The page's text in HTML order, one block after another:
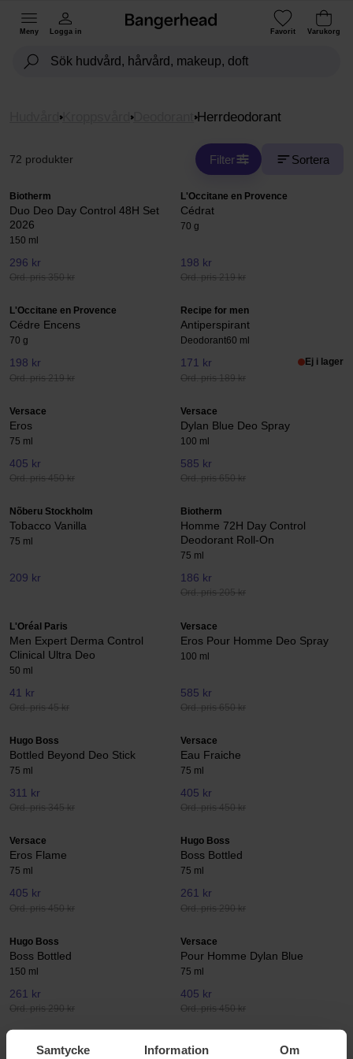
Samtycke Information Om
Meny Logga in Favorit Varukorg
Kroppsvård Deodorant Herrdeodorant
72 produkter Filter Sortera
Biotherm
Duo Deo Day Control 48H Set
2026
150 ml
296 kr
Ord. pris 350 kr
L'Occitane en Provence
Cédrat
70 g
198 kr
Ord. pris 219 kr
L'Occitane en Provence
Cédre Encens
70 g
198 kr
Ord. pris 219 kr
Recipe for men
Antiperspirant
Deodorant60 ml
171 kr
Ord. pris 189 kr
Ej i lager
Versace
Eros
75 ml
405 kr
Ord. pris 450 kr
Versace
Dylan Blue Deo Spray
100 ml
585 kr
Ord. pris 650 kr
Nõberu Stockholm
Tobacco Vanilla
75 ml
209 kr
Biotherm
Homme 72H Day Control
Deodorant Roll-On
75 ml
186 kr
Ord. pris 205 kr
L'Oréal Paris
Men Expert Derma Control
Clinical Ultra Deo
50 ml
41 kr
Ord. pris 45 kr
Versace
Eros Pour Homme Deo Spray
100 ml
585 kr
Ord. pris 650 kr
Hugo Boss
Bottled Beyond Deo Stick
75 ml
311 kr
Ord. pris 345 kr
Versace
Eau Fraiche
75 ml
405 kr
Ord. pris 450 kr
Versace
Eros Flame
75 ml
405 kr
Ord. pris 450 kr
Hugo Boss
Boss Bottled
75 ml
261 kr
Ord. pris 290 kr
Hugo Boss
Boss Bottled
150 ml
261 kr
Ord. pris 290 kr
Versace
Pour Homme Dylan Blue
75 ml
405 kr
Ord. pris 450 kr
Le Male La Nuit De L'Homme